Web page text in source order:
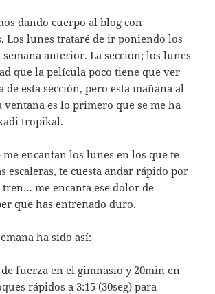
dando cuerpo al blog con
Los lunes trataré de ir poniendo los
anterior. La sección; los lunes
que la película poco tiene que ver
de esta sección, pero esta mañana al
ventana es lo primero que se me ha
tropikal.
me encantan los lunes en los que te
escaleras, te cuesta andar rápido por
me encanta ese dolor de
que has entrenado duro.
ha sido así:
fuerza en el gimnasio y 20min en
rápidos a 3:15 (30seg) para